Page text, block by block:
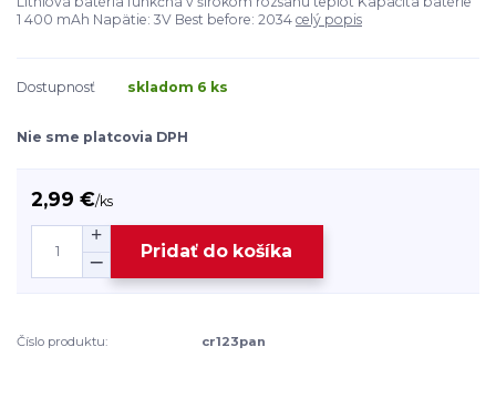
1 400 mAh Napätie: 3V Best before: 2034 celý popis
Dostupnosť skladom 6 ks
Nie sme platcovia DPH
2,99 €/ks
Pridať do košíka
Číslo produktu: cr123pan